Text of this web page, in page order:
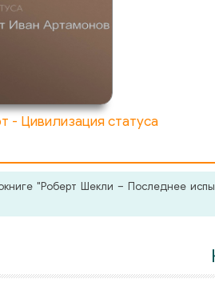
- Цивилизация статуса
"Роберт Шекли – Последнее